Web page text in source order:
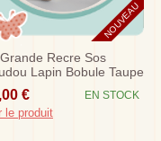
NOUVEAU
Recre Sos
Lapin Bobule Taupe
Blanc Activités
€ EN STOCK
le produit